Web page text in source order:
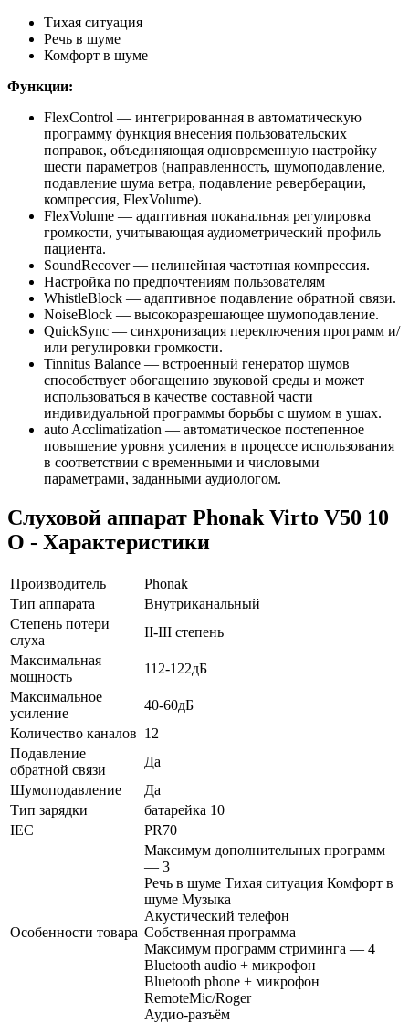
Тихая ситуация
Речь в шуме
Комфорт в шуме
Функции:
FlexControl — интегрированная в автоматическую
программу функция внесения пользовательских
поправок, объединяющая одновременную настройку
шести параметров (направленность, шумоподавление,
подавление шума ветра, подавление реверберации,
компрессия, FlexVolume).
FlexVolume — адаптивная поканальная регулировка
громкости, учитывающая аудиометрический профиль
пациента.
SoundRecover — нелинейная частотная компрессия.
Настройка по предпочтениям пользователям
WhistleBlock — адаптивное подавление обратной связи.
NoiseBlock — высокоразрешающее шумоподавление.
QuickSync — синхронизация переключения программ и/
или регулировки громкости.
Tinnitus Balance — встроенный генератор шумов
способствует обогащению звуковой среды и может
использоваться в качестве составной части
индивидуальной программы борьбы с шумом в ушах.
auto Acclimatization — автоматическое постепенное
повышение уровня усиления в процессе использования
в соответствии с временными и числовыми
параметрами, заданными аудиологом.
Слуховой аппарат Phonak Virto V50 10
O - Характеристики
Производитель
Phonak
Тип аппарата
Внутриканальный
Степень потери
слуха
II-III степень
Максимальная
мощность
112-122дБ
Максимальное
усиление
40-60дБ
Количество каналов 12
Подавление
обратной связи
Да
Шумоподавление
Да
Тип зарядки
батарейка 10
IEC
PR70
Особенности товара
Максимум дополнительных программ
— 3
Речь в шуме Тихая ситуация Комфорт в
шуме Музыка
Акустический телефон
Собственная программа
Максимум программ стриминга — 4
Bluetooth audio + микрофон
Bluetooth phone + микрофон
RemoteMic/Roger
Аудио-разъём